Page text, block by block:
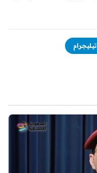
تيليجرام